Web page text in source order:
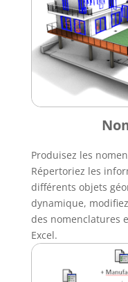
Produisez les
Répertoriez les
différents objets
dynamique,
des nomenclatures
Excel.